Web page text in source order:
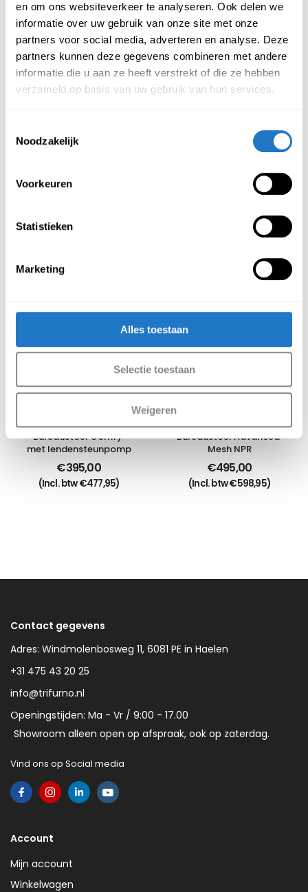
en om ons websiteverkeer te analyseren. Ook delen we
informatie over uw gebruik van onze site met onze
partners voor social media, adverteren en analyse. Deze
partners kunnen deze gegevens combineren met andere
informatie die u aan ze heeft verstrekt of die ze hebben
verzameld op basis van uw gebruik van hun services.
Noodzakelijk
Voorkeuren
Statistieken
Marketing
Alles toestaan
Selectie toestaan
Weigeren
op uw vloer komen. Beschikbaar in twee verschillende maten:
120 x 90 cm
150 x 120 cm
Kenmerken vloermat glad:
Zéér transparant waardoor de ondergrond goed
Afgeronde hoeken
Bureaustoel Comfy
met lendensteunpomp
€395,00
(Incl. btw€477,95)
Bureaustoel Advanced
Mesh NPR
€495,00
(Incl. btw€598,95)
Contact gegevens
Adres: Windmolenbosweg 11, 6081 PE in Haelen
+31 475 43 20 25
info@trifurno.nl
Openingstijden: Ma - Vr / 9:00 - 17.00
Showroom alleen open op afspraak, ook op zaterdag.
Vind ons op Social media
Account
Mijn account
Winkelwagen